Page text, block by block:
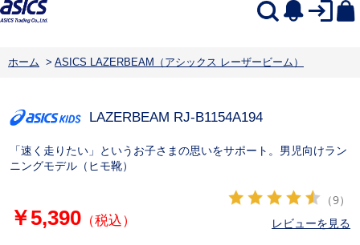
ホーム > ASICS LAZERBEAM（アシックス レーザービーム）
LAZERBEAM RJ-B1154A194
「速く走りたい」というお子さまの思いをサポート。男児向けラン
ニングモデル（ヒモ靴）
￥5,390（税込）
（9）
レビューを見る